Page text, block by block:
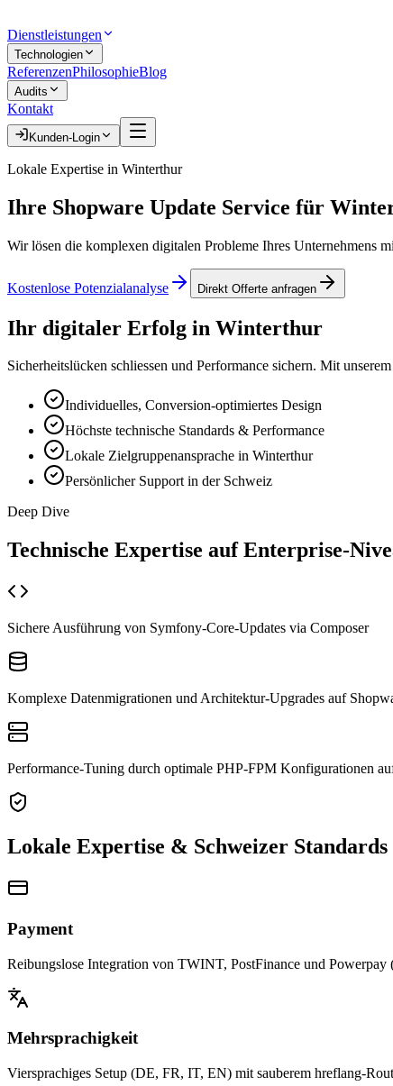
Dienstleistungen
Technologien
ReferenzenPhilosophieBlog
Audits
Kontakt
Kunden-Login
Lokale Expertise in Winterthur
Ihre Shopware Update Service für
Wir lösen die komplexen digitalen Probleme Ihres Unternehmens
Kostenlose Potenzialanalyse Direkt Offerte anfragen
Ihr digitaler Erfolg in Winterthur
Sicherheitslücken schliessen und Performance sichern. Mit
Individuelles, Conversion-optimiertes Design
Höchste technische Standards & Performance
Lokale Zielgruppenansprache in Winterthur
Persönlicher Support in der Schweiz
Deep Dive
Technische Expertise auf Enterprise-
Sichere Ausführung von Symfony-Core-Updates via Composer
Komplexe Datenmigrationen und Architektur-Upgrades auf
Performance-Tuning durch optimale PHP-FPM Konfigurationen
Lokale Expertise & Schweizer Standards
Payment
Reibungslose Integration von TWINT, PostFinance und
Mehrsprachigkeit
Viersprachiges Setup (DE, FR, IT, EN) mit sauberem hreflang-